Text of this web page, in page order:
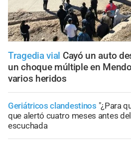
Tragedia vial Cayó un auto
un choque múltiple en
varios heridos
Geriátricos clandestinos "¿Para
que alertó cuatro meses antes
escuchada